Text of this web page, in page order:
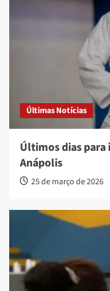
Últimas Notícias
Últimos dias para
Anápolis
25 de março de 2026